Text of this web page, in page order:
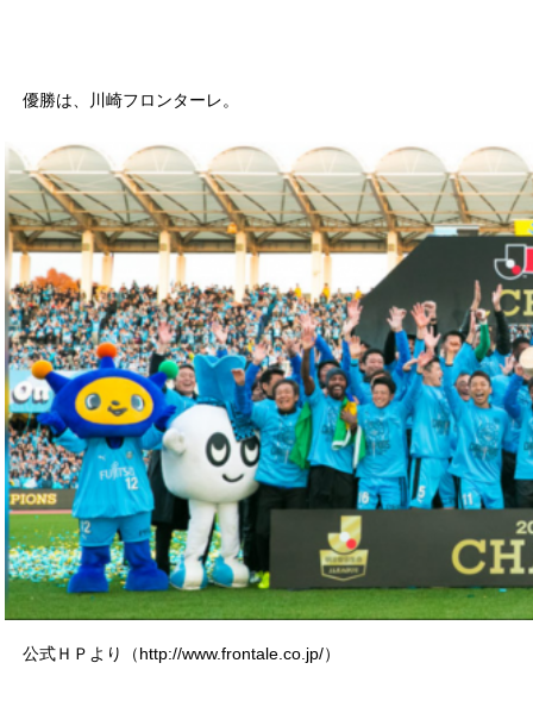
優勝は、川崎フロンターレ。
公式ＨＰより（http://www.frontale.co.jp/）